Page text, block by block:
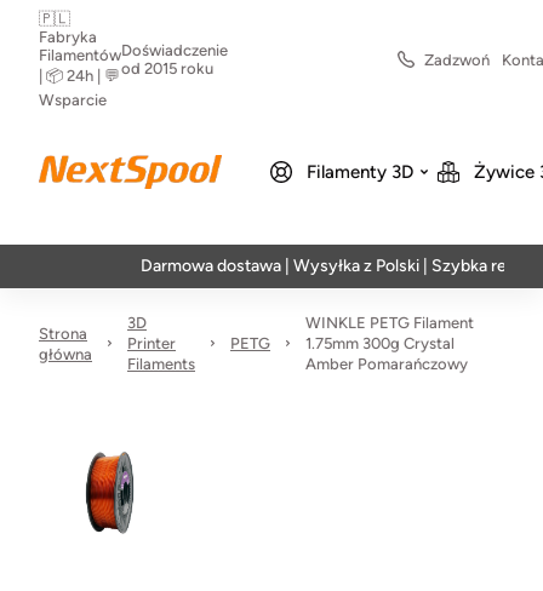
🇵🇱
Fabryka
Filamentów
| 📦 24h | 💬
Wsparcie
Doświadczenie
od 2015 roku
Zadzwoń
Filamenty 3D Żywice
Darmowa dostawa | Wysyłka z Polski | Szybka realizacja w
Strona
główna
3D
Printer
Filaments
PETG
WINKLE PETG Filament
1.75mm 300g Crystal
Amber Pomarańczowy